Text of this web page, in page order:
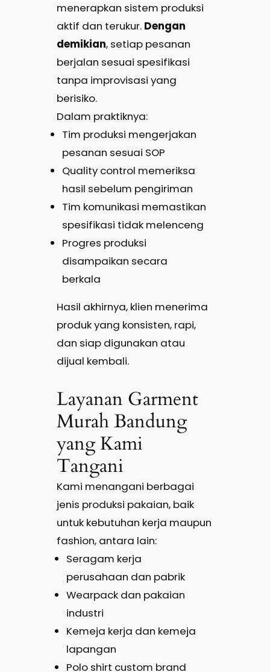
menerapkan sistem produksi
aktif dan terukur. Dengan
demikian, setiap pesanan
berjalan sesuai spesifikasi
tanpa improvisasi yang
berisiko.
Dalam praktiknya:
Tim produksi mengerjakan
pesanan sesuai SOP
Quality control memeriksa
hasil sebelum pengiriman
Tim komunikasi memastikan
spesifikasi tidak melenceng
Progres produksi
disampaikan secara
berkala
Hasil akhirnya, klien menerima
produk yang konsisten, rapi,
dan siap digunakan atau
dijual kembali.
Layanan Garment
Murah Bandung
yang Kami
Tangani
Kami menangani berbagai
jenis produksi pakaian, baik
untuk kebutuhan kerja maupun
fashion, antara lain:
Seragam kerja
perusahaan dan pabrik
Wearpack dan pakaian
industri
Kemeja kerja dan kemeja
lapangan
Polo shirt custom brand